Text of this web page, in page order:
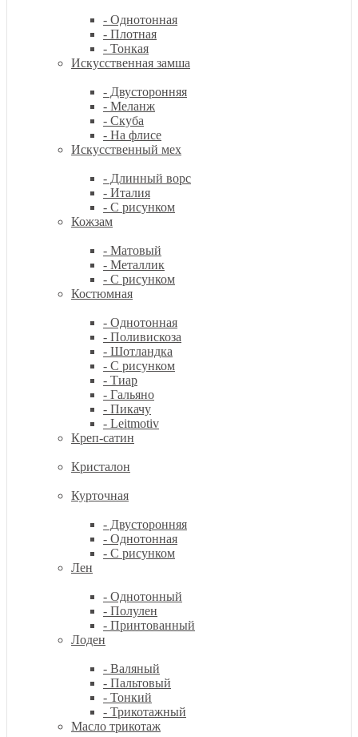
- Однотонная
- Плотная
- Тонкая
Искусственная замша
- Двусторонняя
- Меланж
- Скуба
- На флисе
Искусственный мех
- Длинный ворс
- Италия
- С рисунком
Кожзам
- Матовый
- Металлик
- С рисунком
Костюмная
- Однотонная
- Поливискоза
- Шотландка
- С рисунком
- Тиар
- Гальяно
- Пикачу
- Leitmotiv
Креп-сатин
Кристалон
Курточная
- Двусторонняя
- Однотонная
- С рисунком
Лен
- Однотонный
- Полулен
- Принтованный
Лоден
- Валяный
- Пальтовый
- Тонкий
- Трикотажный
Масло трикотаж